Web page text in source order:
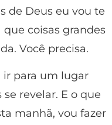
de Deus eu vou te
coisas grandes
Você precisa.
ir para um lugar
revelar. E o que
manhã, vou fazer